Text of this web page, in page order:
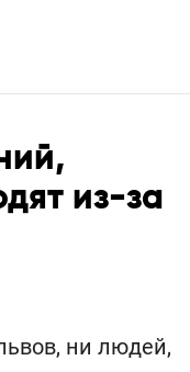
из-за
ни людей,